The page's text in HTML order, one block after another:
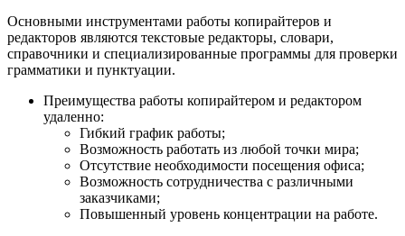
Основными инструментами работы копирайтеров и
редакторов являются текстовые редакторы, словари,
справочники и специализированные программы для проверки
грамматики и пунктуации.
Преимущества работы копирайтером и редактором
удаленно:
Гибкий график работы;
Возможность работать из любой точки мира;
Отсутствие необходимости посещения офиса;
Возможность сотрудничества с различными
заказчиками;
Повышенный уровень концентрации на работе.